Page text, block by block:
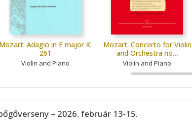
Mozart: Adagio in E major K.
261
Violin and Piano
Mozart: Concerto for Violin
and Orchestra no…
Violin and Piano
– 2026. február 13-15.